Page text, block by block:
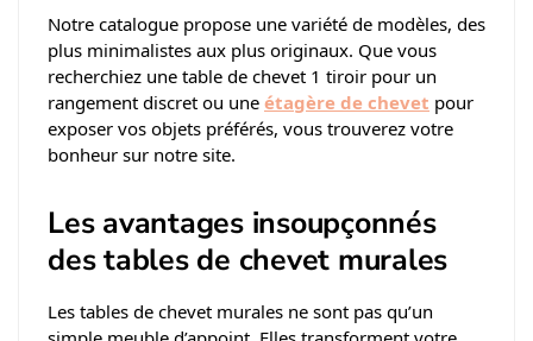
Notre catalogue propose une variété de modèles, des
plus minimalistes aux plus originaux. Que vous
recherchiez une table de chevet 1 tiroir pour un
rangement discret ou une étagère de chevet pour
exposer vos objets préférés, vous trouverez votre
bonheur sur notre site.
Les avantages insoupçonnés
des tables de chevet murales
Les tables de chevet murales ne sont pas qu’un